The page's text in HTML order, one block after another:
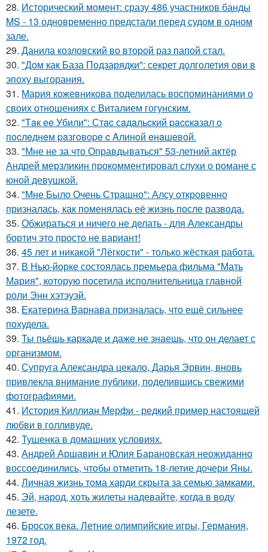
28. Исторический момент: сразу 486 участников банды
MS - 13 одновременно предстали перед судом в одном
зале.
29. Данила козловский во второй раз папой стал.
30. "Дом как База Подзарядки": секрет долголетия ови в
эпоху выгорания.
31. Мария кожевникова поделилась воспоминаниями о
своих отношениях с Виталием гогунским.
32. "Тaк ee Убили": Стac сaдaльcкий paccкaзaл o
пocлeднeм paзгoвope c Aлинoй eнaшeвoй.
33. "Мне не за что Оправдываться" 53-летний актёр
Андрей мерзликин прокомментировал слухи о романе с
юной девушкой.
34. "Мне Было Очень Страшно": Алсу откровенно
призналась, как поменялась её жизнь после развода.
35. Обжираться и ничего не делать - для Александры
бортич это просто не вариант!
36. 45 лет и никакой "Лёгкости" - только жёсткая работа.
37. В Нью-йорке состоялась премьера фильма "Мать
Мария", которую посетила исполнительница главной
роли Энн хэтэуэй.
38. Екатерина Варнава призналась, что ещё сильнее
похудела.
39. Ты пьёшь каркаде и даже не знаешь, что он делает с
организмом.
40. Супруга Александра цекало, Дарья Эрвин, вновь
привлекла внимание публики, поделившись свежими
фотографиями.
41. История Киллиан Мерфи - редкий пример настоящей
любви в голливуде.
42. Тушенка в домашних условиях.
43. Андрей Аршавин и Юлия Барановская неожиданно
воссоединились, чтобы отметить 18-летие дочери Яны.
44. Личная жизнь тома харди скрыта за семью замками.
45. Эй, народ, хоть жилеты надевайте, когда в воду
лезете.
46. Бросок века. Летние олимпийские игры, Германия,
1972 год.